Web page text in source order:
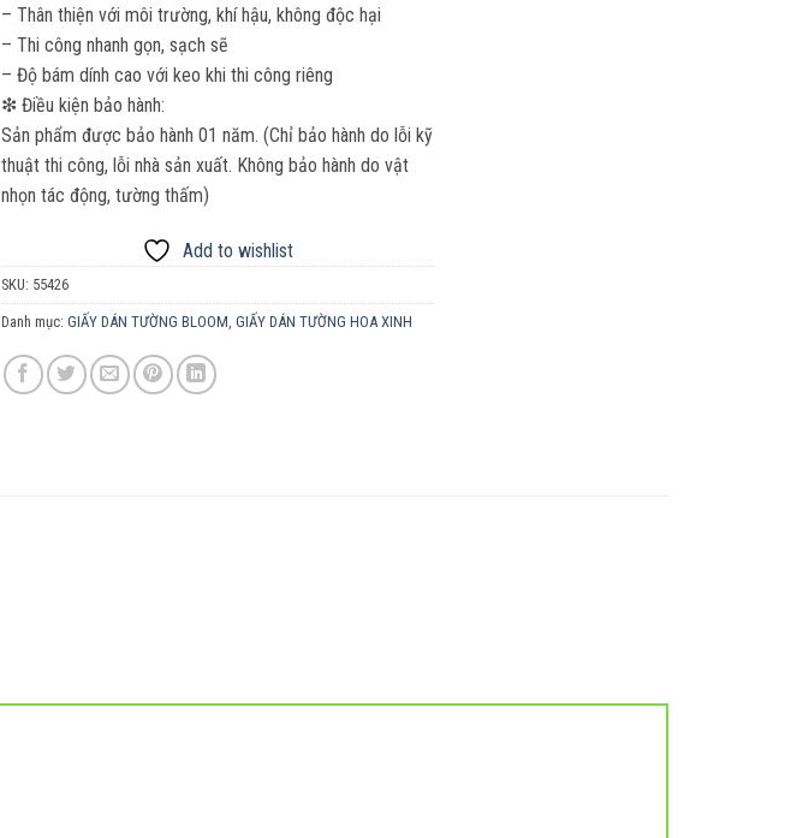
– Thân thiện với môi trường, khí hậu, không độc hại
– Thi công nhanh gọn, sạch sẽ
– Độ bám dính cao với keo khi thi công riêng
❇ Điều kiện bảo hành:
Sản phẩm được bảo hành 01 năm. (Chỉ bảo hành do lỗi kỹ
thuật thi công, lỗi nhà sản xuất. Không bảo hành do vật
nhọn tác động, tường thấm)
Add to wishlist
SKU: 55426
Danh mục: GIẤY DÁN TƯỜNG BLOOM GIẤY DÁN TƯỜNG HOA XINH